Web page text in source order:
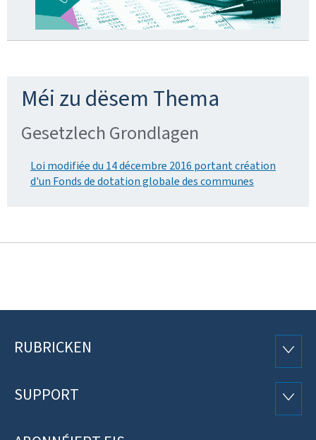
Méi zu dësem Thema
Gesetzlech Grondlagen
Loi modifiée du 14 décembre 2016 portant création
d'un Fonds de dotation globale des communes
Fousszeil
RUBRICKEN
SUPPORT